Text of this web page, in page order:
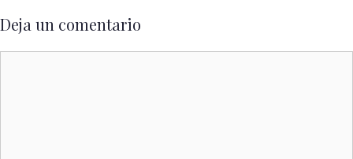
Deja un comentario